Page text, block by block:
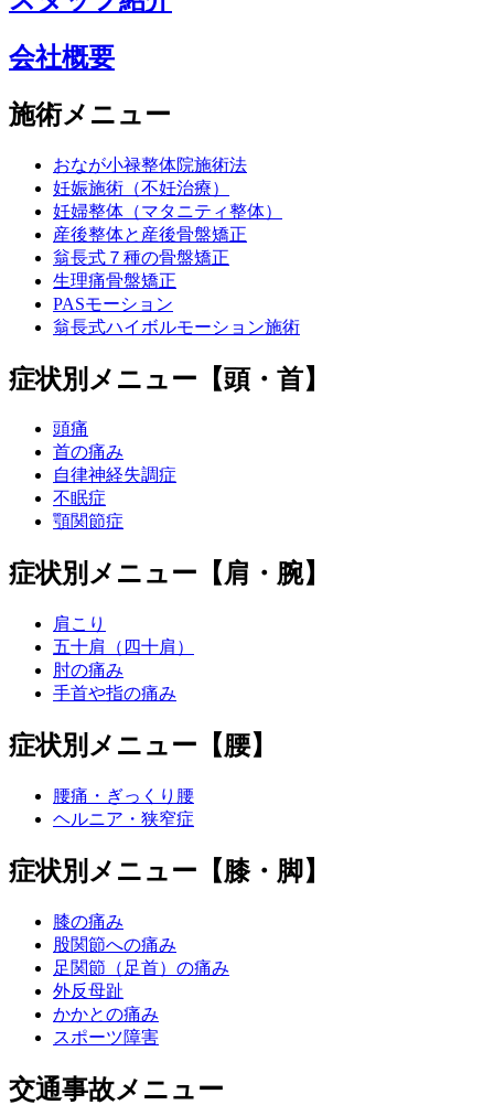
会社概要
施術メニュー
おなが小禄整体院施術法
妊娠施術（不妊治療）
妊婦整体（マタニティ整体）
産後整体と産後骨盤矯正
翁長式７種の骨盤矯正
生理痛骨盤矯正
PASモーション
翁長式ハイボルモーション施術
症状別メニュー【頭・首】
頭痛
首の痛み
自律神経失調症
不眠症
顎関節症
症状別メニュー【肩・腕】
肩こり
五十肩（四十肩）
肘の痛み
手首や指の痛み
症状別メニュー【腰】
腰痛・ぎっくり腰
ヘルニア・狭窄症
症状別メニュー【膝・脚】
膝の痛み
股関節への痛み
足関節（足首）の痛み
外反母趾
かかとの痛み
スポーツ障害
交通事故メニュー